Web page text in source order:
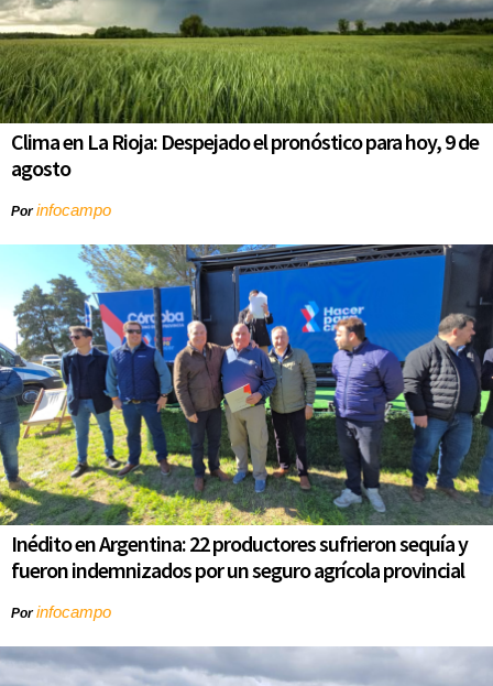
Clima en La Rioja: Despejado el pronóstico para hoy, 9 de
agosto
Porinfocampo
Inédito en Argentina: 22 productores sufrieron sequía y
fueron indemnizados por un seguro agrícola provincial
Porinfocampo